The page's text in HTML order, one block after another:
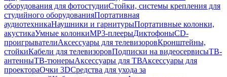
оборудования для фотостудииСтойки, системы крепления для
студийного оборудованияПортативная
аудиотехникаНаушники и гарнитурыПортативные колонки,
акустикаУмные колонкиMP3-плеерыДиктофоныCD-
проигрывателиАксессуары для телевизоровКронштейны,
стойкиКабели для телевизоровПодписки на видеосервисыТВ-
антенныТВ-тюнерыАксессуары для ТВАксессуары для
проектораОчки 3DСредства для ухода за